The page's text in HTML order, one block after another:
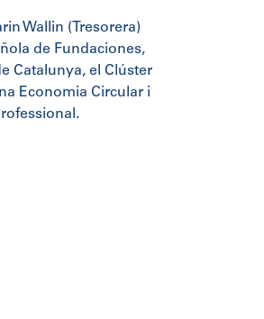
Wallin (Tresorera)
de Fundaciones,
Catalunya, el Clúster
Economia Circular i